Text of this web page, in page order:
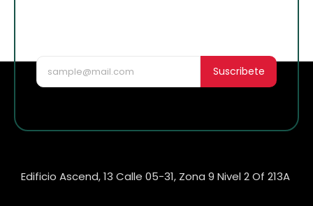
Suscribete
Edificio Ascend, 13 Calle 05-31, Zona 9 Nivel 2 Of 213A